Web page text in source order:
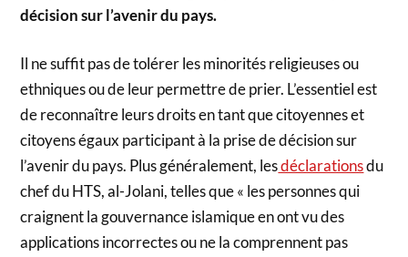
décision sur l’avenir du pays.
Il ne suffit pas de tolérer les minorités religieuses ou
ethniques ou de leur permettre de prier. L’essentiel est
de reconnaître leurs droits en tant que citoyennes et
citoyens égaux participant à la prise de décision sur
l’avenir du pays. Plus généralement, lesdéclarationsdu
chef du HTS, al-Jolani, telles que « les personnes qui
craignent la gouvernance islamique en ont vu des
applications incorrectes ou ne la comprennent pas